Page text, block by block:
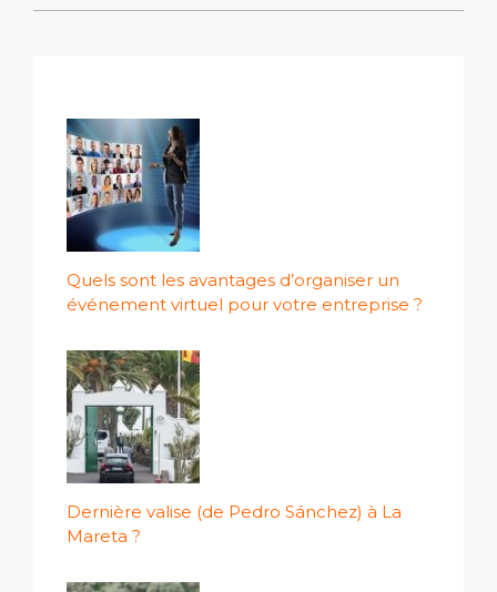
Quels sont les avantages d’organiser un
événement virtuel pour votre entreprise ?
Dernière valise (de Pedro Sánchez) à La
Mareta ?